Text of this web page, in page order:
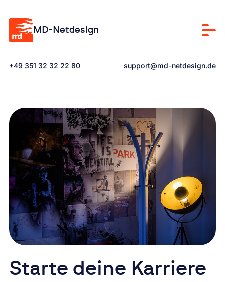
MD-Netdesign
Kontaktiere uns via Telefon unter
+49 351 32 32 22 80 Kontaktiere uns via E-Mail an
support@md-netdesign.de
Starte deine Karriere